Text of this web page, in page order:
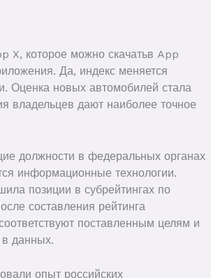
X, которое можно скачатьв App
Да, индекс меняется
Оценка новых автомобилей стала
владельцев дают наиболее точное
должности в федеральных органах
информационные технологии.
позиции в субрейтингах по
составления рейтинга
поставленным целям и
данных.
опыт российских